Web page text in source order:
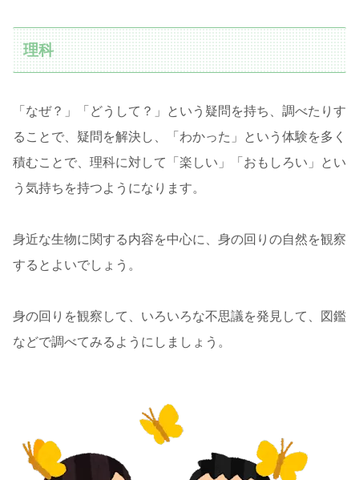
理科
「なぜ？」「どうして？」という疑問を持ち、調べたりす
ることで、疑問を解決し、「わかった」という体験を多く
積むことで、理科に対して「楽しい」「おもしろい」とい
う気持ちを持つようになります。
身近な生物に関する内容を中心に、身の回りの自然を観察
するとよいでしょう。
身の回りを観察して、いろいろな不思議を発見して、図鑑
などで調べてみるようにしましょう。